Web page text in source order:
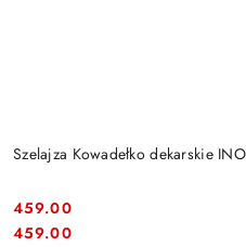
Szelajza Kowadełko dekarskie
Cena:
459.00
Cena:
459.00